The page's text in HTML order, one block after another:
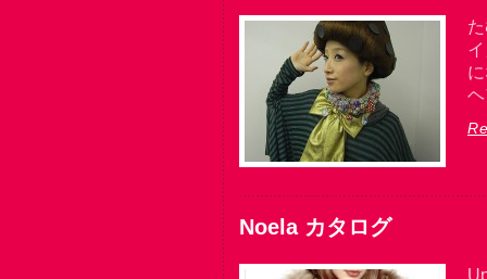
Noela カタログ